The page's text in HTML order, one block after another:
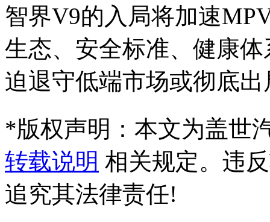
智界V9的入局将加速
生态、安全标准、健康
迫退守低端市场或彻底出
*版权声明：本文为盖世
转载说明 相关规定。违
追究其法律责任!